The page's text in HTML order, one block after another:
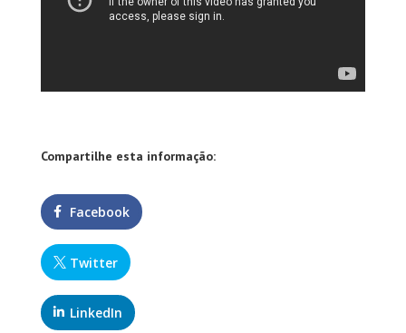
Compartilhe esta informação:
Facebook
Twitter
LinkedIn